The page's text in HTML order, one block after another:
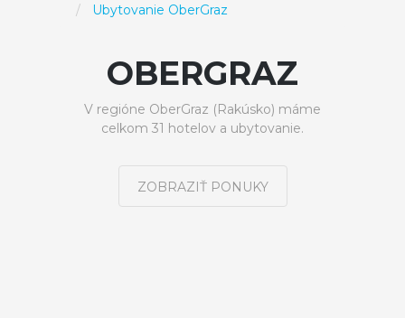
Ubytovanie OberGraz
OBERGRAZ
V regióne OberGraz (Rakúsko) máme
celkom 31 hotelov a ubytovanie.
ZOBRAZIŤ PONUKY